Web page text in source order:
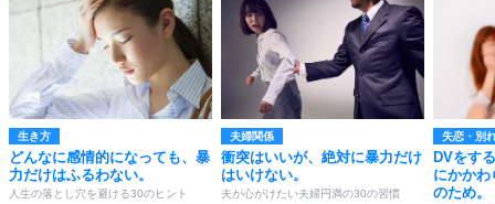
生き方
どんなに感情的になっても、暴
力だけはふるわない。
人生の落とし穴を避ける30のヒント
夫婦関係
衝突はいいが、絶対に暴力だけ
はいけない。
夫が心がけたい夫婦円満の30の習慣
失恋・別
DVをす
にかか
のため。